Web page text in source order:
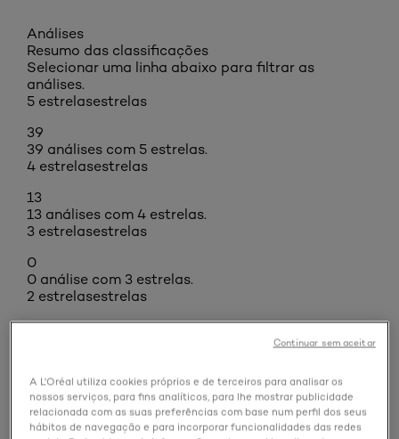
Análises
Resumo das classificações
Selecionar uma linha abaixo para filtrar as
análises.
5 estrelasestrelas
39
39 análises com 5 estrelas.
4 estrelasestrelas
13
13 análises com 4 estrelas.
3 estrelasestrelas
0
0 análise com 3 estrelas.
2 estrelasestrelas
0
0
0 análise com 1 estrela.
Classificação geral
A L'Oréal utiliza cookies próprios e de terceiros para analisar os
nossos serviços, para fins analíticos, para lhe mostrar publicidade
relacionada com as suas preferências com base num perfil dos seus
hábitos de navegação e para incorporar funcionalidades das redes
Continuar sem aceitar